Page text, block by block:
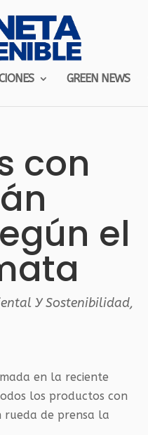
GREEN NEWS
con
el
Y Sostenibilidad,
en la reciente
los productos con
rueda de prensa la